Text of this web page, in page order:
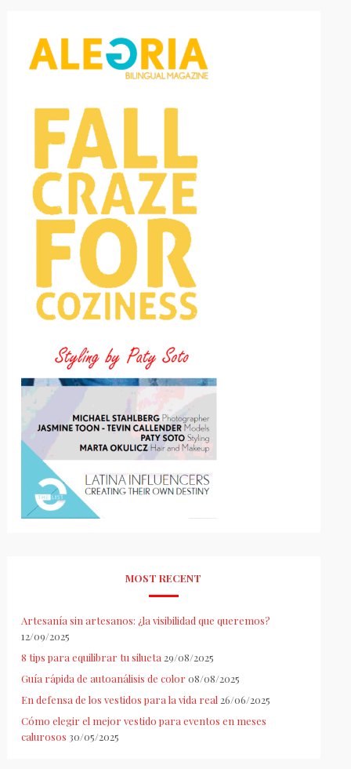
MOST RECENT
Artesanía sin artesanos: ¿la visibilidad que queremos?
12/09/2025
8 tips para equilibrar tu silueta 29/08/2025
Guía rápida de autoanálisis de color 08/08/2025
En defensa de los vestidos para la vida real 26/06/2025
Cómo elegir el mejor vestido para eventos en meses
calurosos 30/05/2025